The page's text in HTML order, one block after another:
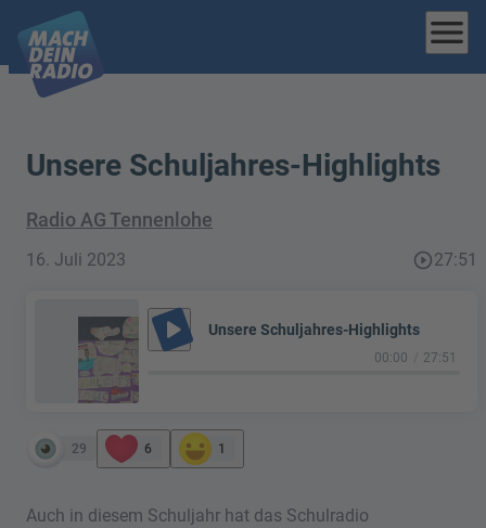
menu
Unsere Schuljahres-Highlights
Radio AG Tennenlohe
16. Juli 2023 play_circle_outline27:51
play_arrow Unsere Schuljahres-Highlights
00:00 27:51
29 6 1
Auch in diesem Schuljahr hat das Schulradio